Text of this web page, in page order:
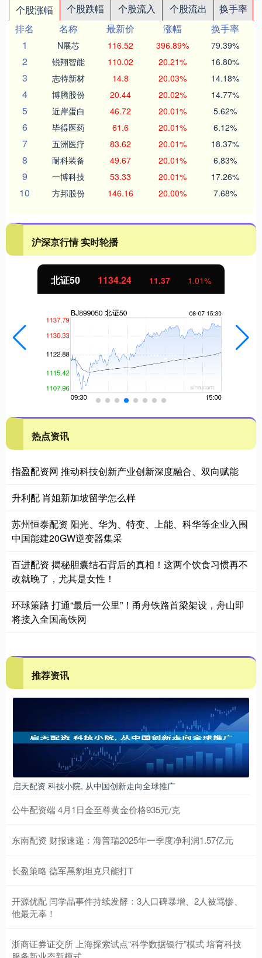
个股涨幅 个股跌幅 个股流入 个股流出
换手率
排名
名称 最新价 涨幅
换手率
1
N展芯 116.52 396.89% 79.39%
2 锐翔智能 110.02 20.21% 16.80%
3 志特新材 14.8 20.03% 14.18%
4 博腾股份 20.44 20.02% 14.77%
5 近岸蛋白 46.72 20.01% 5.62%
6 毕得医药 61.6 20.01% 6.12%
7 五洲医疗 83.62 20.01% 18.37%
8 耐科装备 49.67 20.01% 6.83%
9 一博科技 53.33 20.01% 17.26%
10 方邦股份 146.16 20.00% 7.68%
沪深京行情 实时轮播
北证50 1134.24 11.37 1.01%
热点资讯
指盈配资网 推动科技创新产业创新深度融合、双向赋能
升利配 肖姐新加坡留学怎么样
苏州恒泰配资 阳光、华为、特变、上能、科华等企业入围
中国能建20GW逆变器集采
百进配资 揭秘胆囊结石背后的真相！这两个饮食习惯再不
改就晚了，尤其是女性！
环球策路 打通“最后一公里”！甬舟铁路首梁架设，舟山即
将接入全国高铁网
推荐资讯
启天配资 科技小院, 从中国创新走向全球推广
公牛配资端 4月1日金至尊黄金价格935元/克
东南配资 财报速递：海普瑞2025年一季度净利润1.57亿元
长盈策略 德军黑豹坦克只能打T
开源优配 闫学晶事件持续发酵：3人口碑暴增、2人被骂惨、
他最无辜！
浙商证券证交所 上海探索试点“科学数据银行”模式 培育科技